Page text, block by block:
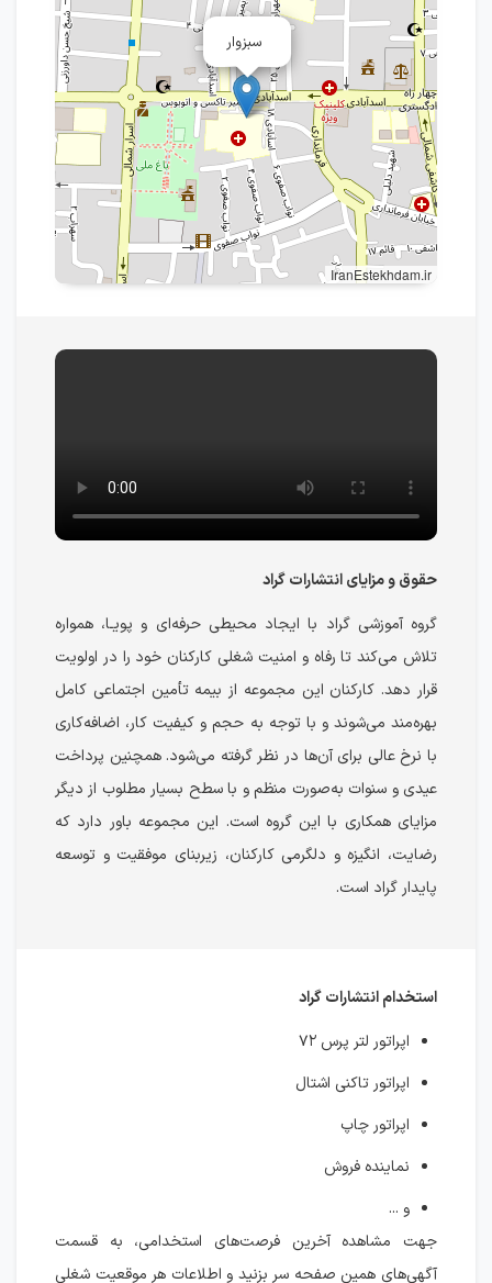
سبزوار
IranEstekhdam.ir
حقوق و مزایای انتشارات گراد
گروه آموزشی گراد با ایجاد محیطی حرفه‌ای و پویـا، همواره
تلاش می‌کند تا رفاه و امنیت شغلی کارکنان خود را در اولویت
قرار دهد. کارکنان این مجموعه از بیمه تأمین اجتماعی کامل
بهره‌مند می‌شوند و با توجه به حجم و کیفیت کار، اضافه‌کاری
با نرخ عالی برای آن‌ها در نظر گرفته می‌شود. همچنین پرداخت
عیدی و سنوات به‌صورت منظم و با سطح بسیار مطلوب از دیگر
مزایای همکاری با این گروه است. این مجموعه باور دارد که
رضایت، انگیزه و دلگرمی کارکنان، زیربنای موفقیت و توسعه
پایدار گراد است.
استخدام انتشارات گراد
اپراتور لتر پرس ۷۲
اپراتور تاکنی اشتال
اپراتور چاپ
نماینده فروش
و ...
جهت مشاهده آخرین فرصت‌های استخدامی، به قسمت
آگهی‌های همین صفحه سر بزنید و اطلاعات هر موقعیت شغلی